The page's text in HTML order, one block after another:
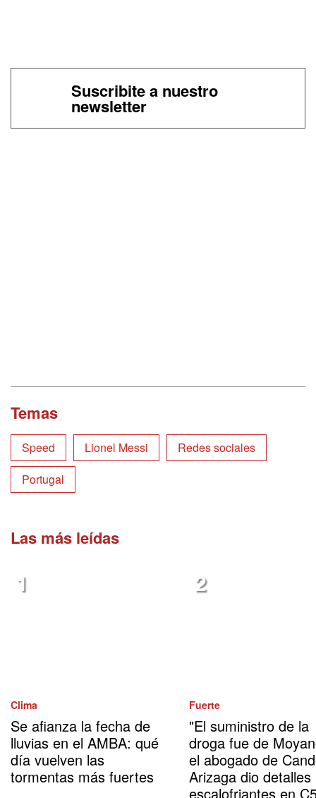
Suscribite a nuestro
newsletter
Temas
Speed Lionel Messi
Redes sociales
Portugal
Las más leídas
Clima
Se afianza la fecha de
lluvias en el AMBA: qué
día vuelven las
tormentas más fuertes
Fuerte
"El suministro de la
droga fue de
el abogado de
Arizaga dio detalles
escalofriantes en